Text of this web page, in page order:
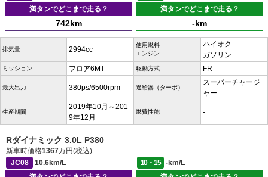
満タンでどこまで走る？
742km
満タンでどこまで走る？
-km
排気量 2994cc
使用燃料
エンジン
ハイオク
ガソリン
ミッション フロア6MT 駆動方式 FR
最大出力 380ps/6500rpm 過給器（ターボ）
スーパーチャージ
ャー
生産期間
2019年10月～201
9年12月
燃費性能 -
Rダイナミック 3.0L P380
新車時価格1367万円(税込)
JC08
10.6km/L 10・15
-km/L